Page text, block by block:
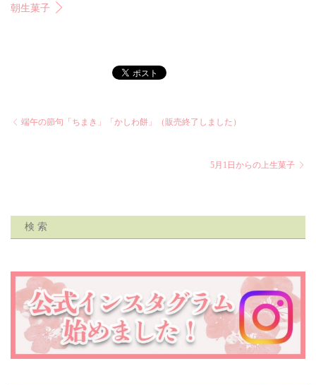
朝生菓子
端午の節句「ちまき」「かしわ餅」（販売終了しました）
5月1日からの上生菓子